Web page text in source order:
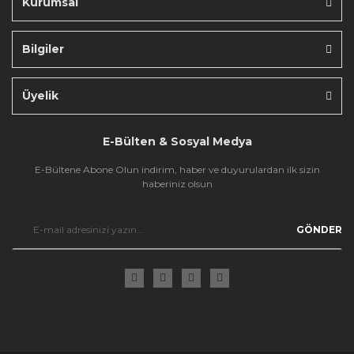
Bilgiler
Üyelik
E-Bülten & Sosyal Medya
E-Bültene Abone Olun indirim, haber ve duyurulardan ilk sizin
haberiniz olsun
GÖNDER